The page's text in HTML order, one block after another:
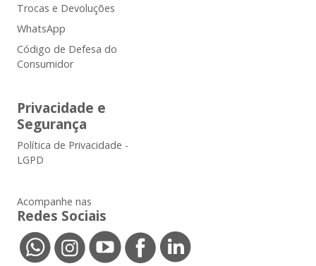
Trocas e Devoluções
WhatsApp
Código de Defesa do
Consumidor
Privacidade e
Segurança
Política de Privacidade -
LGPD
Acompanhe nas
Redes Sociais